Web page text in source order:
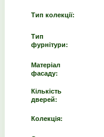
Тип колекції:
Тип
фурнітури:
Матеріал
фасаду:
Кількість
дверей:
Колекція: